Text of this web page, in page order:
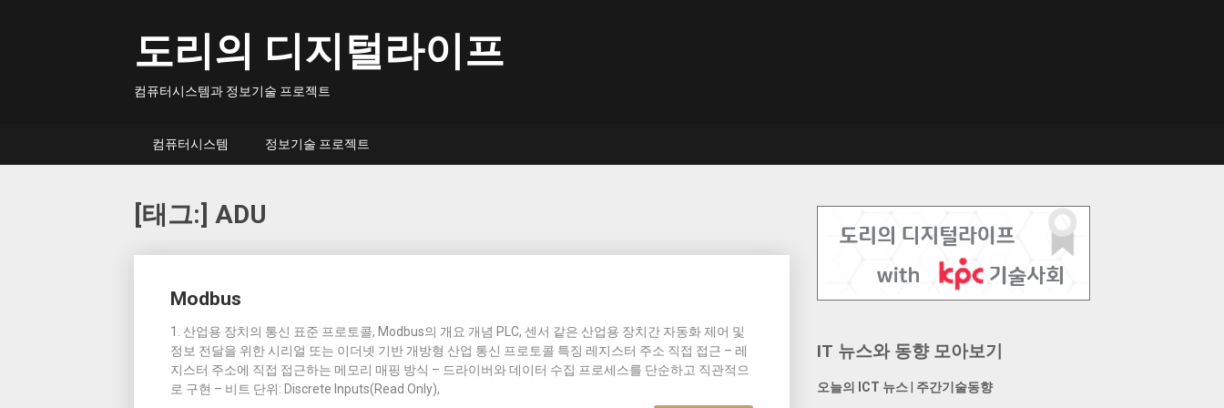
도리의 디지털라이프
컴퓨터시스템과 정보기술 프로젝트
컴퓨터시스템 정보기술 프로젝트
[태그:] ADU
Modbus
1. 산업용 장치의 통신 표준 프로토콜, Modbus의 개요 개념 PLC, 센서 같은 산업용 장치간 자동화 제어 및
정보 전달을 위한 시리얼 또는 이더넷 기반 개방형 산업 통신 프로토콜 특징 레지스터 주소 직접 접근 – 레
지스터 주소에 직접 접근하는 메모리 매핑 방식 – 드라이버와 데이터 수집 프로세스를 단순하고 직관적으
로 구현 – 비트 단위: Discrete Inputs(Read Only),
navigation
IT 뉴스와 동향 모아보기
오늘의 ICT 뉴스 주간기술동향